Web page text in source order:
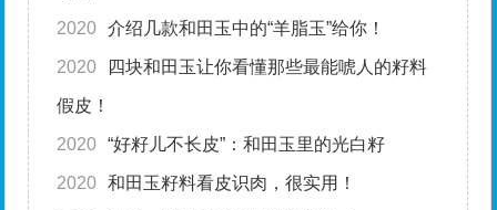
2020 介绍几款和田玉中的“羊脂玉”给你！
2020 四块和田玉让你看懂那些最能唬人的籽料
假皮！
2020 “好籽儿不长皮”：和田玉里的光白籽
2020 和田玉籽料看皮识肉，很实用！